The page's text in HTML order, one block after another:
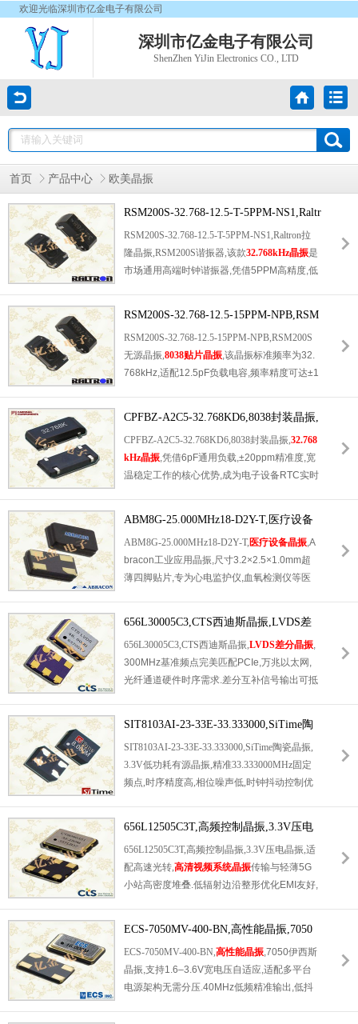
欢迎光临深圳市亿金电子有限公司
深圳市亿金电子有限公司
ShenZhen YiJin Electronics CO., LTD
首页 产品中心 欧美晶振
RSM200S-32.768-12.5-T-5PPM-NS1,Raltr
on拉隆晶振,RSM200S谐振器
RSM200S-32.768-12.5-T-5PPM-NS1,Raltron拉
隆晶振,RSM200S谐振器,该款32.768kHz晶振是
市场通用高端时钟谐振器,凭借5PPM高精度,低
装正品,现货库存充足,支持大小批量采购,交货
高效快捷.同时提供专业选型咨询,技术答疑,参
数匹配等一站式服务,解决客户选型难,货源不
稳,品质无保障等痛点.多年行业深耕,凭借靠谱
大厂商,采购商来电咨询合作:0755-27876565.
RSM200S-32.768-12.5-15PPM-NPB,RSM
200S无源晶振,8038贴片晶振
RSM200S-32.768-12.5-15PPM-NPB,RSM200S
无源晶振, 8038贴片晶振 ,该晶振标准频率为32.
768kHz,适配12.5pF负载电容,频率精度可达±1
标准8038贴片封装,体积小巧,贴合主流贴片焊
接工艺,适配自动化SMT生产,大幅提升生产效
率.同时具备宽温工作特性,可在-40℃至+85℃
严苛温度环境下稳定运行,抗老化,抗干扰能力
市亿金电子作为Raltron品牌正规代理,原装正
各界客户来电咨询选型.
CPFBZ-A2C5-32.768KD6,8038封装晶振,
32.768kHz晶振
CPFBZ-A2C5-32.768KD6,8038封装晶振, 32.768
kHz晶振 ,凭借6pF通用负载,±20ppm精准度,宽
温稳定工作的核心优势,成为电子设备RTC实时
提升产品组装效率,降低生产成本.器件低功耗,
高稳定性的特性,完美适配电池供电,长期待机
的智能终端设备,可有效改善产品计时不准,待
机耗电快等问题.
ABM8G-25.000MHz18-D2Y-T,医疗设备
晶振,Abracon工业应用晶振
ABM8G-25.000MHz18-D2Y-T, 医疗设备晶振 ,A
bracon工业应用晶振,尺寸3.2×2.5×1.0mm超
薄四脚贴片,专为心电监护仪,血氧检测仪等医
40℃~85℃,病房恒温,消毒高温环境下频漂控制
严格,年老化率仅±3ppm,长期运行数据采样时
序无偏差.玻璃真空密封封装绝缘性强,500MΩ
高绝缘电阻,规避医疗设备电磁干扰,保障生命
量产适配医用设备自动化产线,适配多参数监护
656L30005C3,CTS西迪斯晶振,LVDS差
分有源晶振
656L30005C3,CTS西迪斯晶振, LVDS差分晶振
300MHz基准频点完美匹配PCIe,万兆以太网,
光纤通道硬件时序需求.差分互补信号输出可抵
VDS架构运行功耗更低,相比LVPECL方案整机
发热更少,长期7×24小时连续运行老化漂移微
弱.陶瓷气密封装隔绝粉尘水汽,机械结构坚固
抗震动,适配机架式交换机,工业测试仪器长期
筛选,批次参数一致性高,符合RoHS无铅环保规
速图像采集主板.
SIT8103AI-23-33E-33.333000,SiTime陶
瓷晶振,3.3V低功耗有源晶振
SIT8103AI-23-33E-33.333000,SiTime陶瓷晶振,
3.3V低功耗有源晶振,精准33.333000MHz固定
频点,时序精度高,相位噪声低,时钟抖动控制优
热防潮,密封性极佳,全温域频率稳定性出色,无
惧高低温交替,湿热环境干扰.器件起振速度快,
运行全程平稳,长期连续工作无频偏,无老化失
效问题,可靠性远超常规无源晶振与普通有源晶
配工业设备晶振 ,精密仪器,通信设备等对时序
656L12505C3T,高频控制晶振,3.3V压电
晶振
656L12505C3T,高频控制晶振,3.3V压电晶振,适
配高速光转, 高清视频系统晶振传输与轻薄5G
小站高密度堆叠.低辐射边沿整形优化EMI友好,
ECS-7050MV-400-BN,高性能晶振,7050
伊西斯晶振
ECS-7050MV-400-BN, 高性能晶振 ,7050伊西斯
晶振,支持1.6–3.6V宽电压自适应,适配多平台
电源架构无需分压.40MHz低频精准输出,低抖